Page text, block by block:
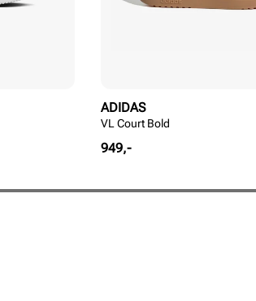
ADIDAS
VL Court Bold
Pris
949,-